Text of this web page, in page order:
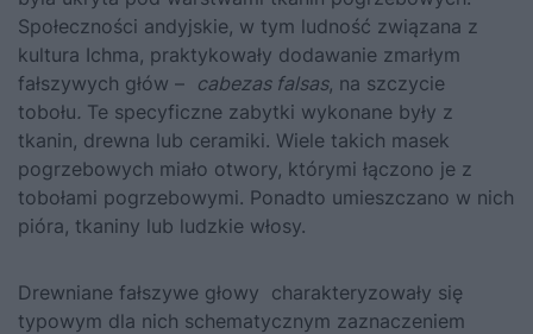
Społeczności andyjskie, w tym ludność związana z
kultura Ichma, praktykowały dodawanie zmarłym
fałszywych głów – cabezas falsas, na szczycie
tobołu. Te specyficzne zabytki wykonane były z
tkanin, drewna lub ceramiki. Wiele takich masek
pogrzebowych miało otwory, którymi łączono je z
tobołami pogrzebowymi. Ponadto umieszczano w nich
pióra, tkaniny lub ludzkie włosy.
Drewniane fałszywe głowy charakteryzowały się
typowym dla nich schematycznym zaznaczeniem